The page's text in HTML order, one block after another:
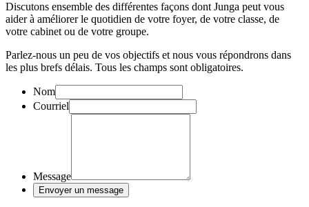
Discutons ensemble des différentes façons dont Junga peut vous
aider à améliorer le quotidien de votre foyer, de votre classe, de
votre cabinet ou de votre groupe.
Parlez-nous un peu de vos objectifs et nous vous répondrons dans
les plus brefs délais. Tous les champs sont obligatoires.
Nom
Courriel
Message
Envoyer un message